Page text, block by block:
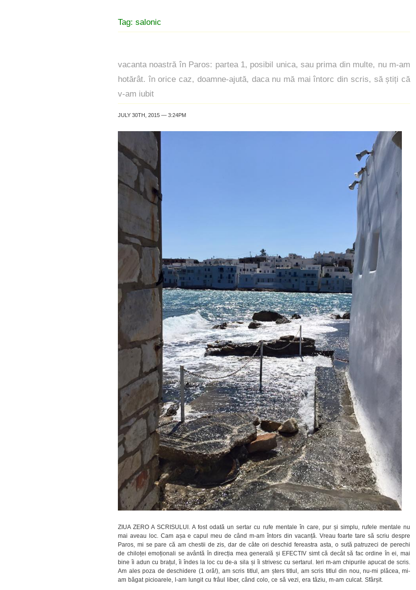
Tag: salonic
vacanta noastră în Paros: partea 1, posibil unica, sau prima din multe, nu m-am
hotărât. în orice caz, doamne-ajută, daca nu mă mai întorc din scris, să știți că
v-am iubit
JULY 30TH, 2015 — 3:24PM
ZIUA ZERO A SCRISULUI. A fost odată un sertar cu rufe mentale în care, pur și simplu, rufele mentale nu
mai aveau loc. Cam așa e capul meu de când m-am întors din vacanță. Vreau foarte tare să scriu despre
Paros, mi se pare că am chestii de zis, dar de câte ori deschid fereastra asta, o sută patruzeci de perechi
de chiloței emoționali se avântă în direcția mea generală și EFECTIV simt că decât să fac ordine în ei, mai
bine îi adun cu brațul, îi îndes la loc cu de-a sila și îi strivesc cu sertarul. Ieri m-am chipurile apucat de scris.
Am ales poza de deschidere (1 oră!), am scris titlul, am șters titlul, am scris titlul din nou, nu-mi plăcea, mi-
am băgat picioarele, l-am lungit cu frâul liber, când colo, ce să vezi, era tâziu, m-am culcat. Sfârșit.